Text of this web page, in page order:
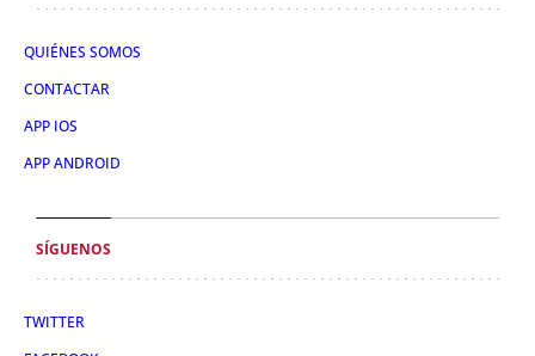
QUIÉNES SOMOS
CONTACTAR
APP IOS
APP ANDROID
SÍGUENOS
TWITTER